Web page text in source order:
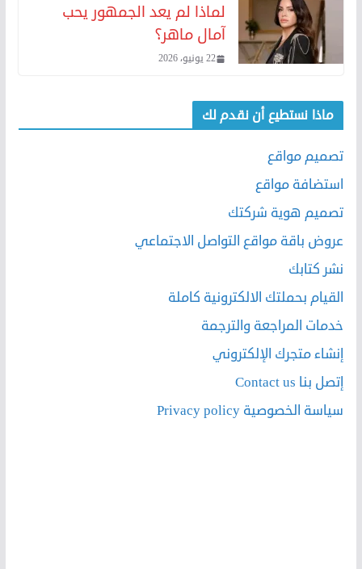
لماذا لم يعد الجمهور يحب
آمال ماهر؟
22 يونيو، 2026
ماذا نستطيع أن نقدم لك
تصميم مواقع
استضافة مواقع
تصميم هوية شركتك
عروض باقة مواقع التواصل الاجتماعي
نشر كتابك
القيام بحملتك الالكترونية كاملة
خدمات المراجعة والترجمة
إنشاء متجرك الإلكتروني
إتصل بنا Contact us
سياسة الخصوصية Privacy policy